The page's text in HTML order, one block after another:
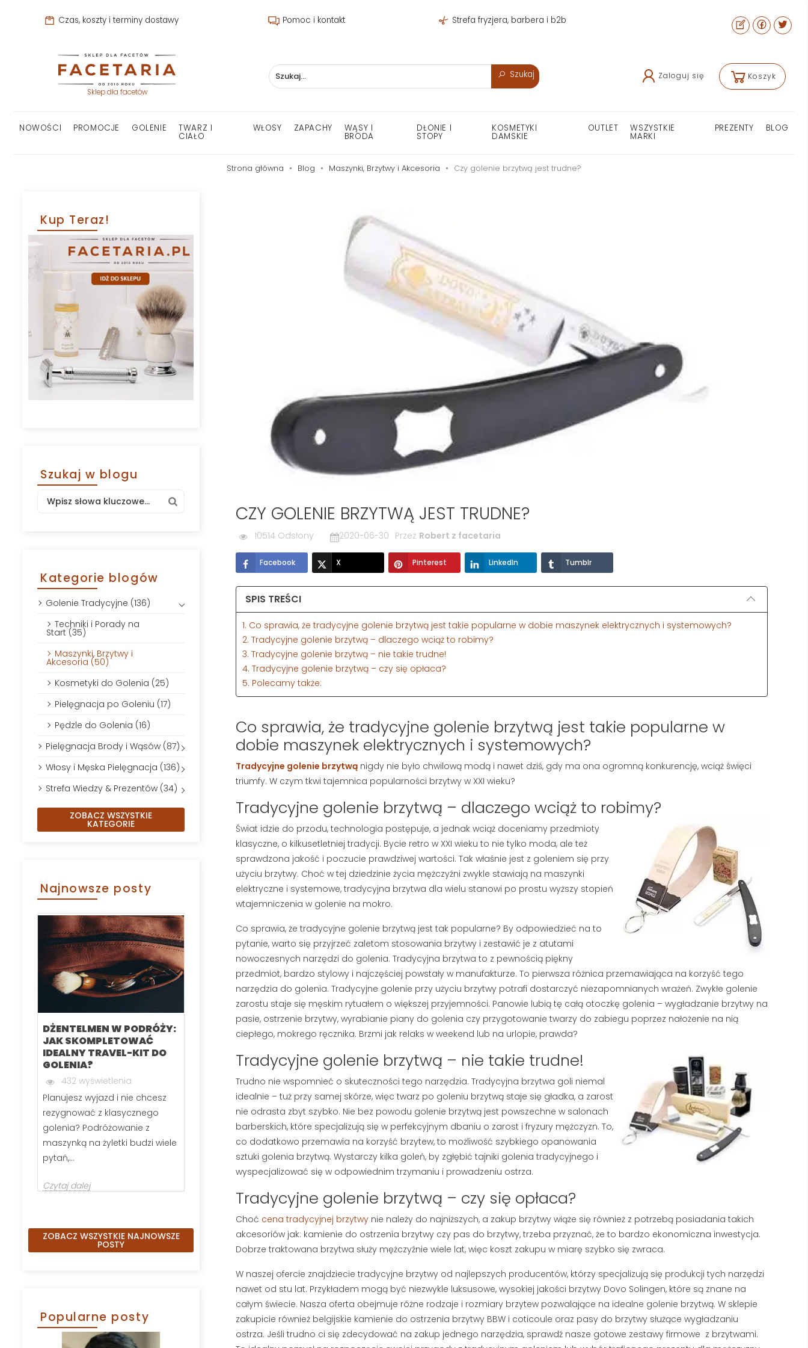
Czas, koszty i terminy dostawy Pomoc i kontakt Strefa fryzjera, barbera i b2b
Sklep dla facetów
Szukaj Zaloguj się Koszyk
NOWOŚCI PROMOCJE GOLENIE TWARZ I
CIAŁO
WŁOSY ZAPACHY WĄSY I
BRODA
DŁONIE I
STOPY
KOSMETYKI
DAMSKIE
OUTLET WSZYSTKIE
MARKI
PREZENTY BLOG
Strona główna Blog Maszynki, Brzytwy i Akcesoria Czy golenie brzytwą jest trudne?
Kup Teraz!
Szukaj w blogu
Kategorie blogów
Golenie Tradycyjne (136)
Techniki i Porady na
Start (35)
Maszynki, Brzytwy i
Akcesoria (50)
Kosmetyki do Golenia (25)
Pielęgnacja po Goleniu (17)
Pędzle do Golenia (16)
Pielęgnacja Brody i Wąsów (87)
Włosy i Męska Pielęgnacja (136)
Strefa Wiedzy & Prezentów (34)
ZOBACZ WSZYSTKIE
KATEGORIE
Najnowsze posty
DŻENTELMEN W PODRÓŻY:
JAK SKOMPLETOWAĆ
IDEALNY TRAVEL-KIT DO
GOLENIA?
432 wyświetlenia
Planujesz wyjazd i nie chcesz
rezygnować z klasycznego
golenia? Podróżowanie z
maszynką na żyletki budzi wiele
pytań,...
Czytaj dalej
KARTACZ DO BRODY I
SZCZOTKA DO BRODY –
RANKING NAJLEPSZYCH
MODELI CZERWIEC 2026
287 wyświetlenia
Jeśli zastanawiasz się, czy lepiej
wybrać szczotkę do brody, czy
kartacz, nie jesteś sam.
Odpowiednio dobrane...
Czytaj dalej
DETOKS TWARZY:
DLACZEGO MĘŻCZYZNA
POTRZEBUJE PEELINGU I
GŁĘBOKIEGO
OCZYSZCZANIA?
263 wyświetlenia
Myślisz, że mydło i woda
wystarczą do pielęgnacji
męskiej twarzy? Jeśli zmagasz
się z szarą cerą lub bolesnymi...
TWARDA WODA A GOLENIE
– DLACZEGO TWOJA
PIANA ZNIKA I JAK TO
NAPRAWIĆ?
318 wyświetlenia
Kupiłeś luksusowe mydło, ale
piana znika z Twojej twarzy w
kilka sekund? W większości
polskich domów problemem
nie...
TOP 5 PRODUKTÓW
SIERPIEŃ 2026
2951 wyświetlenia
Pierwsze linie na czole i
łapki to nie powód do
ale sygnał, że Twoja
potrzebuje
ZOBACZ WSZYSTKIE NAJNOWSZE
POSTY
Popularne posty
CZY GOLENIE BRZYTWĄ JEST TRUDNE?
10514 Odsłony 2020-06-30 Przez Robert z facetaria
Facebook X Pinterest LinkedIn Tumblr
SPIS TREŚCI
1. Co sprawia, że tradycyjne golenie brzytwą jest takie popularne w dobie maszynek elektrycznych i systemowych?
2. Tradycyjne golenie brzytwą – dlaczego wciąż to robimy?
3. Tradycyjne golenie brzytwą – nie takie trudne!
4. Tradycyjne golenie brzytwą – czy się opłaca?
5. Polecamy także:
Co sprawia, że tradycyjne golenie brzytwą jest takie popularne w
dobie maszynek elektrycznych i systemowych?
Tradycyjne golenie brzytwą nigdy nie było chwilową modą i nawet dziś, gdy ma ona ogromną konkurencję, wciąż święci
triumfy. W czym tkwi tajemnica popularności brzytwy w XXI wieku?
Tradycyjne golenie brzytwą – dlaczego wciąż to robimy?
Świat idzie do przodu, technologia postępuje, a jednak wciąż doceniamy przedmioty
klasyczne, o kilkusetletniej tradycji. Bycie retro w XXI wieku to nie tylko moda, ale też
sprawdzona jakość i poczucie prawdziwej wartości. Tak właśnie jest z goleniem się przy
użyciu brzytwy. Choć w tej dziedzinie życia mężczyźni zwykle stawiają na maszynki
elektryczne i systemowe, tradycyjna brzytwa dla wielu stanowi po prostu wyższy stopień
wtajemniczenia w golenie na mokro.
Co sprawia, że tradycyjne golenie brzytwą jest tak popularne? By odpowiedzieć na to
pytanie, warto się przyjrzeć zaletom stosowania brzytwy i zestawić je z atutami
nowoczesnych narzędzi do golenia. Tradycyjna brzytwa to z pewnością piękny
przedmiot, bardzo stylowy i najczęściej powstały w manufakturze. To pierwsza różnica przemawiająca na korzyść tego
narzędzia do golenia. Tradycyjne golenie przy użyciu brzytwy potrafi dostarczyć niezapomnianych wrażeń. Zwykłe golenie
zarostu staje się męskim rytuałem o większej przyjemności. Panowie lubią tę całą otoczkę golenia – wygładzanie brzytwy na
pasie, ostrzenie brzytwy, wyrabianie piany do golenia czy przygotowanie twarzy do zabiegu poprzez nałożenie na nią
ciepłego, mokrego ręcznika. Brzmi jak relaks w weekend lub na urlopie, prawda?
Tradycyjne golenie brzytwą – nie takie trudne!
Trudno nie wspomnieć o skuteczności tego narzędzia. Tradycyjna brzytwa goli niemal
idealnie – tuż przy samej skórze, więc twarz po goleniu brzytwą staje się gładka, a zarost
nie odrasta zbyt szybko. Nie bez powodu golenie brzytwą jest powszechne w salonach
barberskich, które specjalizują się w perfekcyjnym dbaniu o zarost i fryzury mężczyzn. To,
co dodatkowo przemawia na korzyść brzytew, to możliwość szybkiego opanowania
sztuki golenia brzytwą. Wystarczy kilka goleń, by zgłębić tajniki golenia tradycyjnego i
wyspecjalizować się w odpowiednim trzymaniu i prowadzeniu ostrza.
Tradycyjne golenie brzytwą – czy się opłaca?
Choć cena tradycyjnej brzytwy nie należy do najniższych, a zakup brzytwy wiąże się również z potrzebą posiadania takich
akcesoriów jak: kamienie do ostrzenia brzytwy czy pas do brzytwy, trzeba przyznać, że to bardzo ekonomiczna inwestycja.
Dobrze traktowana brzytwa służy mężczyźnie wiele lat, więc koszt zakupu w miarę szybko się zwraca.
W naszej ofercie znajdziecie tradycyjne brzytwy od najlepszych producentów, którzy specjalizują się produkcji tych narzędzi
nawet od stu lat. Przykładem mogą być niezwykle luksusowe, wysokiej jakości brzytwy Dovo Solingen, które są znane na
całym świecie. Nasza oferta obejmuje różne rodzaje i rozmiary brzytew pozwalające na idealne golenie brzytwą. W sklepie
zakupicie również belgijskie kamienie do ostrzenia brzytwy BBW i coticoule oraz pasy do brzytwy służące wygładzaniu
ostrza. Jeśli trudno ci się zdecydować na zakup jednego narzędzia, sprawdź nasze gotowe zestawy firmowe z brzytwami.